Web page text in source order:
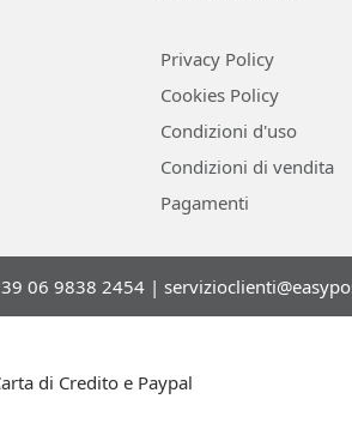
Privacy Policy
Cookies Policy
Condizioni d'uso
Condizioni di vendita
Pagamenti
06 9838 2454 |
di Credito e Paypal